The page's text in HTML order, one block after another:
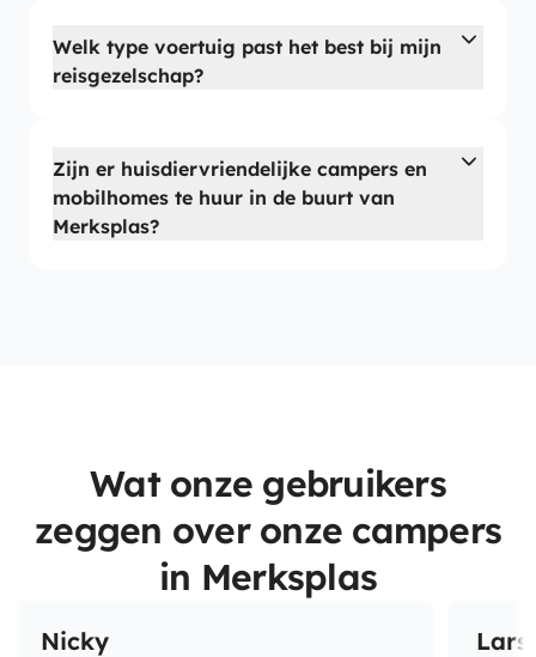
Welk type voertuig past het best bij mijn
reisgezelschap?
Zijn er huisdiervriendelijke campers en
mobilhomes te huur in de buurt van
Merksplas?
Wat onze gebruikers
zeggen over onze campers
in Merksplas
Nicky Lars